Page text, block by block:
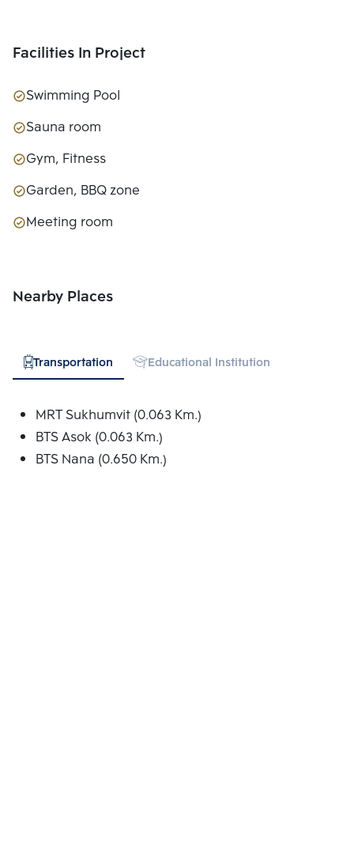
Facilities In Project
Swimming Pool
Sauna room
Gym, Fitness
Garden, BBQ zone
Meeting room
Nearby Places
Transportation Educational Institution
MRT Sukhumvit (0.063 Km.)
BTS Asok (0.063 Km.)
BTS Nana (0.650 Km.)